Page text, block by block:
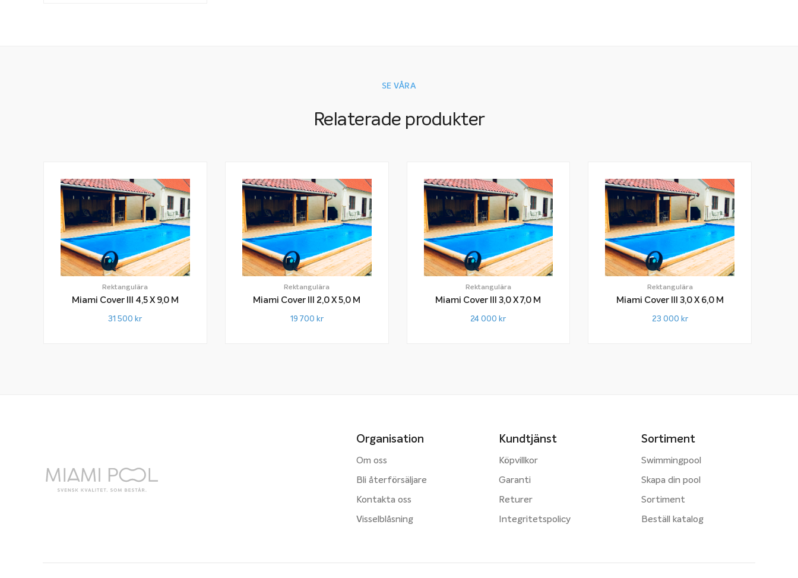
SE VÅRA
Relaterade produkter
Rektangulära
Miami Cover III 4,5 X 9,0 M
31 500 kr
Rektangulära
Miami Cover III 2,0 X 5,0 M
19 700 kr
Rektangulära
Miami Cover III 3,0 X 7,0 M
24 000 kr
Rektangulära
Miami Cover III 3,0 X 6,0 M
23 000 kr
Sortiment
Swimmingpool
Skapa din pool
Sortiment
Beställ katalog
Kundtjänst
Köpvillkor
Garanti
Returer
Integritetspolicy
Organisation
Om oss
Bli återförsäljare
Kontakta oss
Visselblåsning